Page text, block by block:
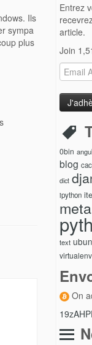
Ils
sympa
plus
Entrez
article.
Join
Email
Address
0bin
blog
dict
ipython
meta
text
virtualenv
On